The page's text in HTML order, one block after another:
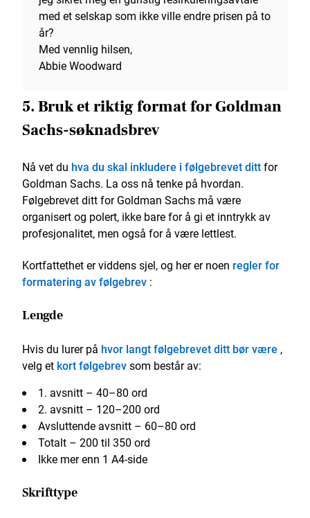
med et selskap som ikke ville endre prisen på to
år?
Med vennlig hilsen,
Abbie Woodward
5. Bruk et riktig format for Goldman
Sachs-søknadsbrev
Nå vet du hva du skal inkludere i følgebrevet dittfor
Goldman Sachs. La oss nå tenke på hvordan.
Følgebrevet ditt for Goldman Sachs må være
organisert og polert, ikke bare for å gi et inntrykk av
profesjonalitet, men også for å være lettlest.
Kortfattethet er viddens sjel, og her er noen regler for
formatering av følgebrev :
Lengde
Hvis du lurer på hvor langt følgebrevet ditt bør være ,
velg et kort følgebrevsom består av:
1. avsnitt – 40–80 ord
2. avsnitt – 120–200 ord
Avsluttende avsnitt – 60–80 ord
Totalt – 200 til 350 ord
Ikke mer enn 1 A4-side
Skrifttype